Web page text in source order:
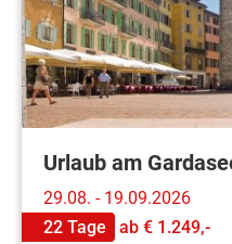
Urlaub am
29.08. - 19.09.2026
22 Tage
ab € 1.249,-